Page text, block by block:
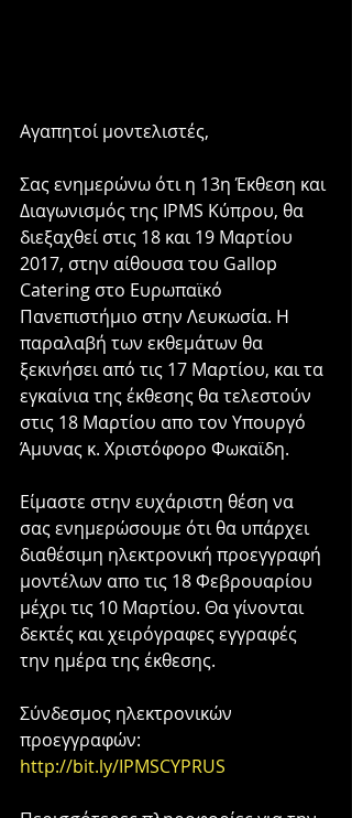
Αγαπητοί μοντελιστές,
Σας ενημερώνω ότι η 13η Έκθεση και
Διαγωνισμός της IPMS Κύπρου, θα
διεξαχθεί στις 18 και 19 Μαρτίου
2017, στην αίθουσα του Gallop
Catering στο Ευρωπαϊκό
Πανεπιστήμιο στην Λευκωσία. Η
παραλαβή των εκθεμάτων θα
ξεκινήσει από τις 17 Μαρτίου, και τα
εγκαίνια της έκθεσης θα τελεστούν
στις 18 Μαρτίου απο τον Υπουργό
Άμυνας κ. Χριστόφορο Φωκαϊδη.
Είμαστε στην ευχάριστη θέση να
σας ενημερώσουμε ότι θα υπάρχει
διαθέσιμη ηλεκτρονική προεγγραφή
μοντέλων απο τις 18 Φεβρουαρίου
μέχρι τις 10 Μαρτίου. Θα γίνονται
δεκτές και χειρόγραφες εγγραφές
την ημέρα της έκθεσης.
Σύνδεσμος ηλεκτρονικών
προεγγραφών:
http://bit.ly/IPMSCYPRUS